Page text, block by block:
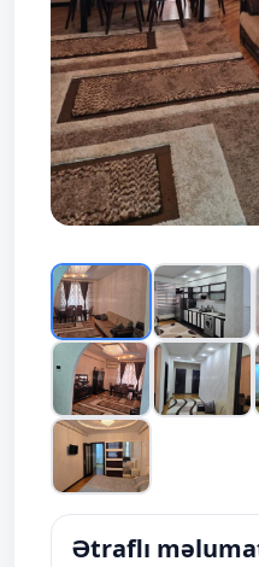
Ətraflı